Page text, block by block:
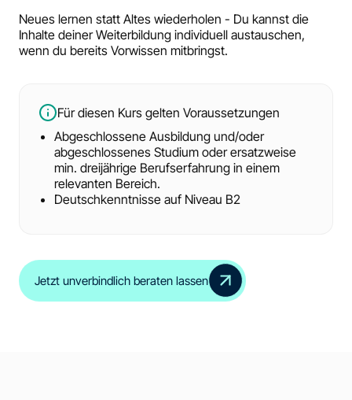
Neues lernen statt Altes wiederholen - Du kannst die
Inhalte deiner Weiterbildung individuell austauschen,
wenn du bereits Vorwissen mitbringst.
Für diesen Kurs gelten Voraussetzungen
Abgeschlossene Ausbildung und/oder
abgeschlossenes Studium oder ersatzweise
min. dreijährige Berufserfahrung in einem
relevanten Bereich.
Deutschkenntnisse auf Niveau B2
Jetzt unverbindlich beraten lassen